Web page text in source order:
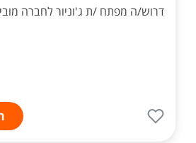
דרוש/ה מפתח /ת ג'וניור לחברה